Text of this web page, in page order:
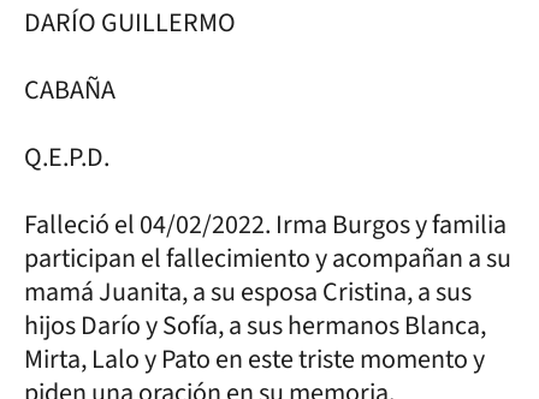
DARÍO GUILLERMO
CABAÑA
Q.E.P.D.
Falleció el 04/02/2022. Irma Burgos y familia
participan el fallecimiento y acompañan a su
mamá Juanita, a su esposa Cristina, a sus
hijos Darío y Sofía, a sus hermanos Blanca,
Mirta, Lalo y Pato en este triste momento y